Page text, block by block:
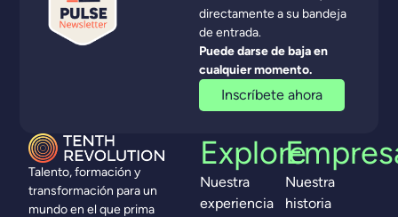
Talento, formación y
transformación para un
mundo en el que prima
Explore
Nuestra
experiencia
Nuestra
historia
directamente a su bandeja
de entrada.
Puede darse de baja en
cualquier momento.
Inscríbete ahora